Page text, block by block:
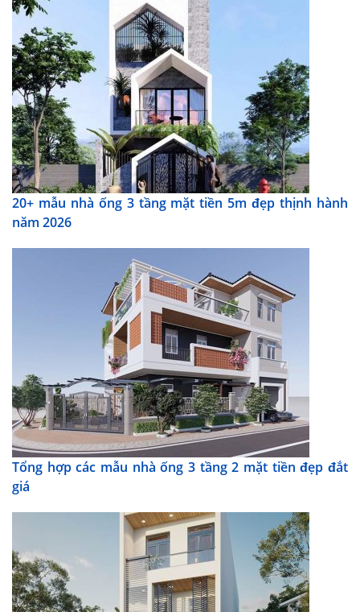
20+ mẫu nhà ống 3 tầng mặt tiền 5m đẹp thịnh hành
năm 2026
Tổng hợp các mẫu nhà ống 3 tầng 2 mặt tiền đẹp đắt
giá